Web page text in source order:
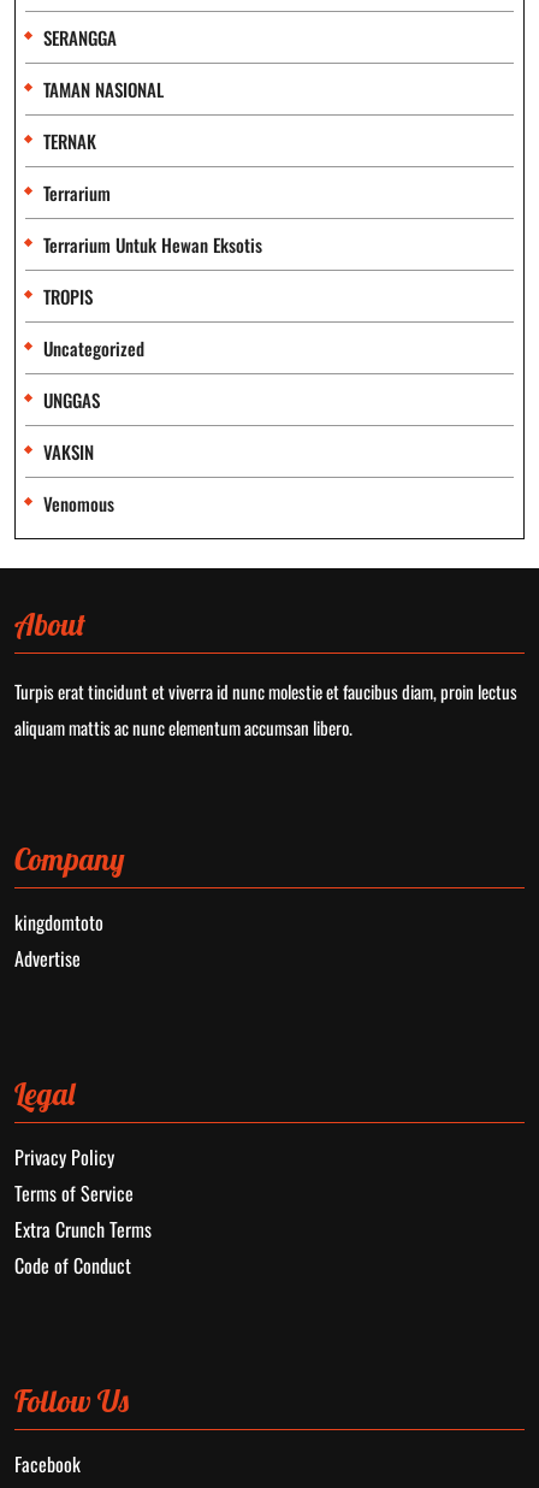
SERANGGA
TAMAN NASIONAL
TERNAK
Terrarium
Terrarium Untuk Hewan Eksotis
TROPIS
Uncategorized
UNGGAS
VAKSIN
Venomous
About
Turpis erat tincidunt et viverra id nunc molestie et faucibus diam, proin lectus
aliquam mattis ac nunc elementum accumsan libero.
Company
kingdomtoto
Advertise
Legal
Privacy Policy
Terms of Service
Extra Crunch Terms
Code of Conduct
Follow Us
Facebook